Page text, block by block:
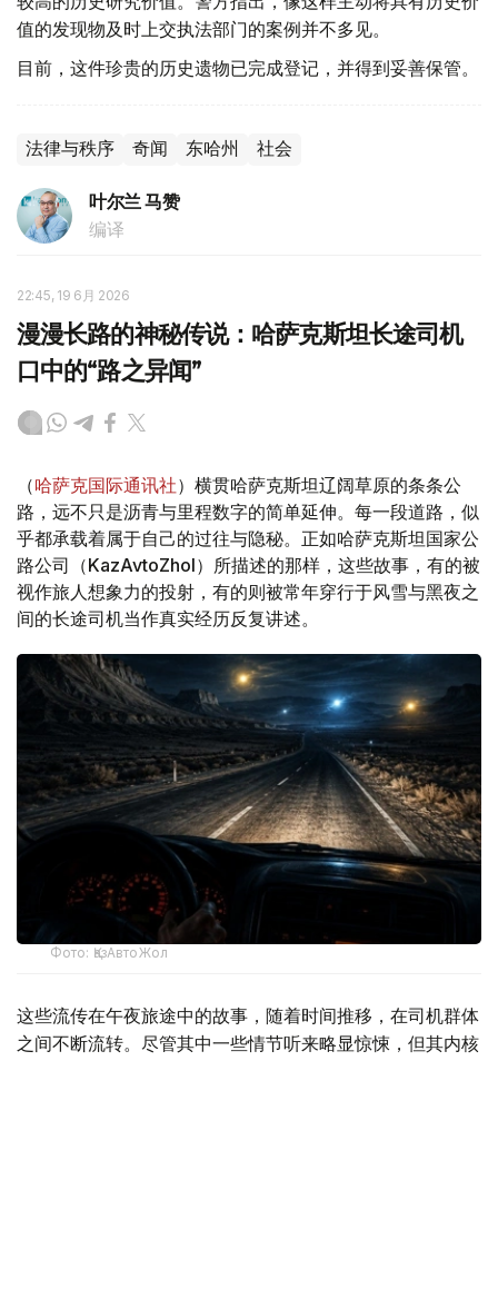
值的发现物及时上交执法部门的案例并不多见。
目前，这件珍贵的历史遗物已完成登记，并得到妥善保管。
法律与秩序 奇闻 东哈州 社会
叶尔兰 马赞
编译
22:45, 19 6月 2026
漫漫长路的神秘传说：哈萨克斯坦长途司机
口中的“路之异闻”
（哈萨克国际通讯社）横贯哈萨克斯坦辽阔草原的条条公
路，远不只是沥青与里程数字的简单延伸。每一段道路，似
乎都承载着属于自己的过往与隐秘。正如哈萨克斯坦国家公
路公司（KazAvtoZhol）所描述的那样，这些故事，有的被
视作旅人想象力的投射，有的则被常年穿行于风雪与黑夜之
间的长途司机当作真实经历反复讲述。
Фото: ҚазАвтоЖол
这些流传在午夜旅途中的故事，随着时间推移，在司机群体
之间不断流转。尽管其中一些情节听来略显惊悚，但其内核